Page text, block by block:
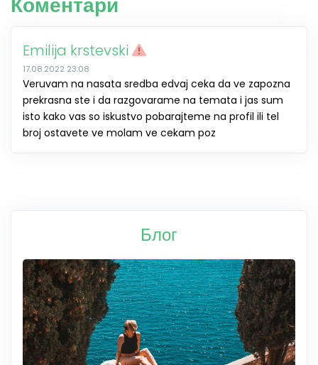
Emilija krstevski
17.08.2022 23:08
Veruvam na nasata sredba edvaj ceka da ve zapozna
prekrasna ste i da razgovarame na temata i jas sum
isto kako vas so iskustvo pobarajteme na profil ili tel
broj ostavete ve molam ve cekam poz
Блог